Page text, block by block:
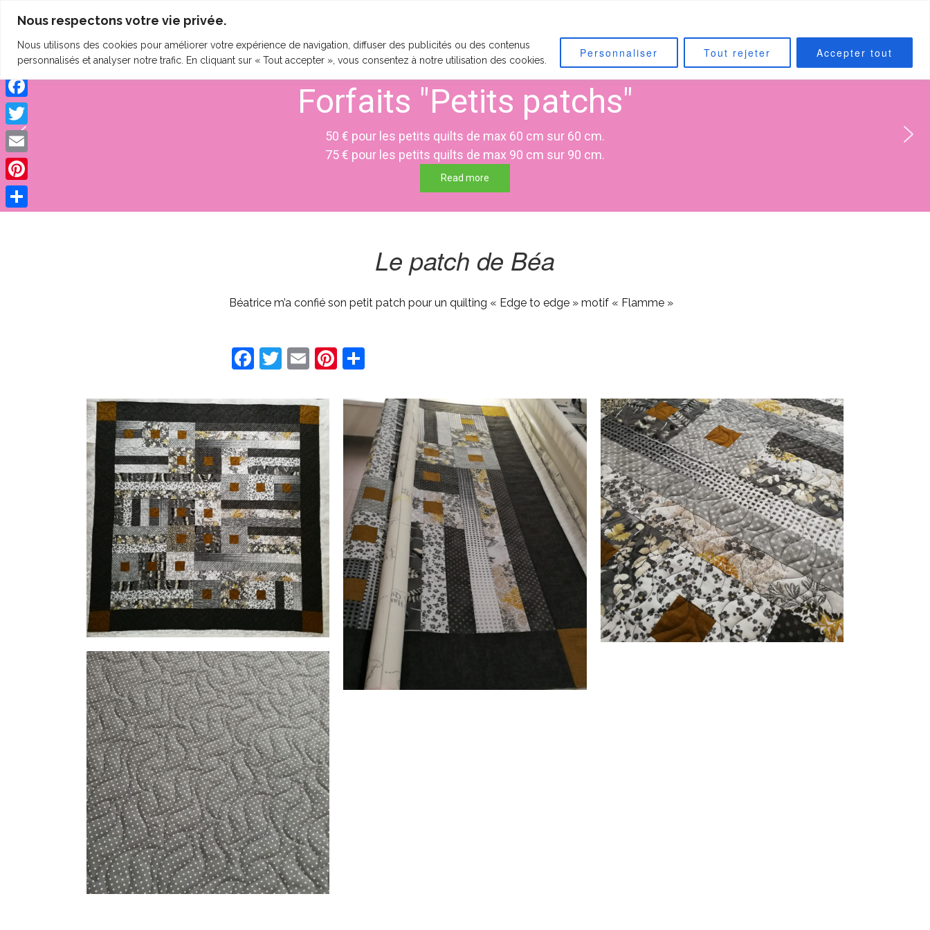
Nous respectons votre vie privée.
Nous utilisons des cookies pour améliorer votre expérience de navigation, diffuser des publicités ou des contenus
personnalisés et analyser notre trafic. En cliquant sur « Tout accepter », vous consentez à notre utilisation des cookies.
Personnaliser Tout rejeter Accepter tout
clineting.com HOME QUI SUIS-JE ?
Forfaits "Petits patchs"
50 € pour les petits quilts de max 60 cm sur 60 cm.
75 € pour les petits quilts de max 90 cm sur 90 cm.
Read more
Le patch de Béa
Béatrice m’a confié son petit patch pour un quilting « Edge to edge » motif « Flamme »
Facebook
Twitter
EmailPinterest
Facebook
Twitter
Email
Pinterest